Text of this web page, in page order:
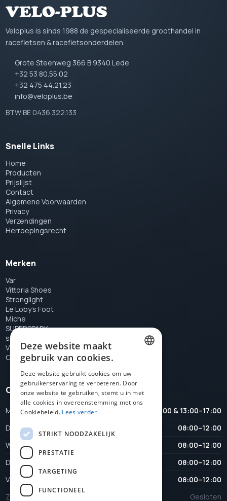
Veloplus is sinds 1988 de gespecialiseerde groothandel in
racefietsen & racefietsonderdelen.
Grote Steenweg 366 B 9340 Lede
+32 53 80.55.02
+32 475 44.21.23
info@veloplus.be
BTW BE 0436.322.133
Snelle Links
Home
Producten
Prijslijst
Contact
Algemene Voorwaarden
Privacy
Verzendingen
Herroepingsrecht
Merken
Var
Vittoria Shoes
Stronglight
Le Loby's Foot
Miche
SUPERSPARK
special tools
VELOX
Campagnolo
Openingstijden
Maandag
08:00–12:00 & 13:00–17:00
Dinsdag
08:00–12:00
Woensdag
08:00–12:00
Donderdag
08:00–12:00
Vrijdag
08:00–12:00
Zaterdag
Gesloten
FRENCH
ENGLISH
Deze website maakt
gebruik van cookies.
Deze website gebruikt cookies om uw
gebruikerservaring te verbeteren. Door
onze website te gebruiken, stemt u in met
alle cookies in overeenstemming met ons
Cookiebeleid. Lees verder
STRIKT NOODZAKELIJK
PRESTATIE
TARGETING
FUNCTIONEEL